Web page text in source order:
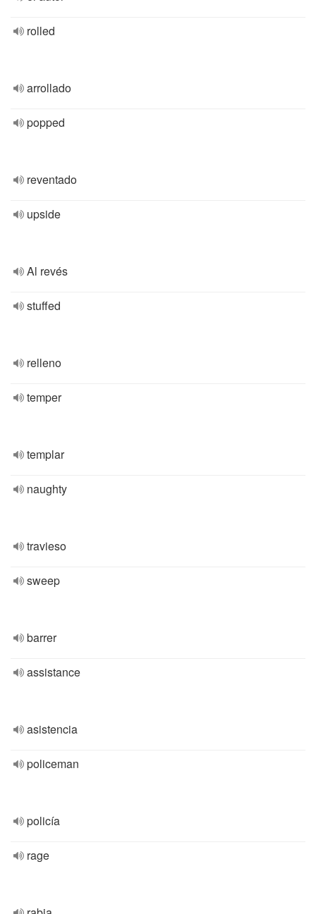
rolled
arrollado
popped
reventado
upside
Al revés
stuffed
relleno
temper
templar
naughty
travieso
sweep
barrer
assistance
asistencia
policeman
policía
rage